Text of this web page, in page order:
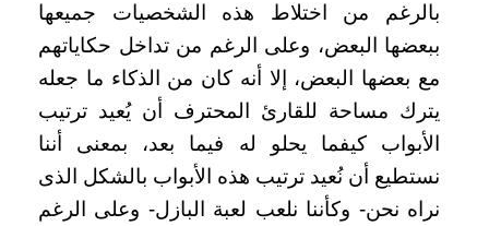
بالرغم من اختلاط هذه الشخصيات جميعها
ببعضها البعض، وعلى الرغم من تداخل حكاياتهم
مع بعضها البعض، إلا أنه كان من الذكاء ما جعله
يترك مساحة للقارئ المحترف أن يُعيد ترتيب
الأبواب كيفما يحلو له فيما بعد، بمعنى أننا
نستطيع أن نُعيد ترتيب هذه الأبواب بالشكل الذى
نراه نحن- وكأننا نلعب لعبة البازل- وعلى الرغم